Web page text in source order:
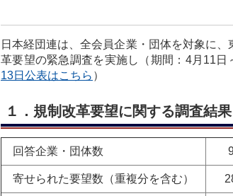
日本経団連は、全会員企業・団体を対象に
革要望の緊急調査を実施し（期間：4月11
13日公表はこちら ）
１．規制改革要望に関する調査結
回答企業・団体数
寄せられた要望数（重複分を含む）